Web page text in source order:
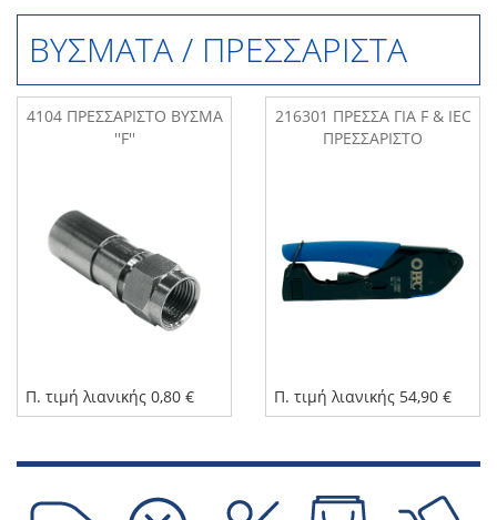
ΒΥΣΜΑΤΑ / ΠΡΕΣΣΑΡΙΣΤΑ
4104 ΠΡΕΣΣΑΡΙΣΤΟ ΒΥΣΜΑ
''F''
Π. τιμή λιανικής 0,80 €
216301 ΠΡΕΣΣΑ ΓΙΑ F & IEC
ΠΡΕΣΣΑΡΙΣΤΟ
Π. τιμή λιανικής 54,90 €